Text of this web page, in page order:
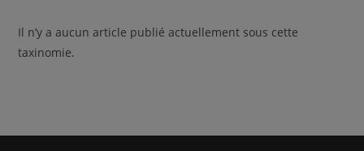
Il n’y a aucun article publié actuellement sous cette
taxinomie.